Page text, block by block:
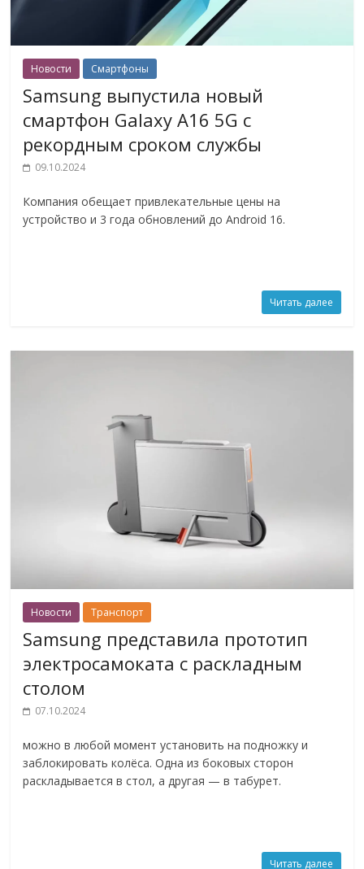
Новости Смартфоны
Samsung выпустила новый
смартфон Galaxy A16 5G с
рекордным сроком службы
09.10.2024
Компания обещает привлекательные цены на
устройство и 3 года обновлений до Android 16.
Читать далее
Новости Транспорт
Samsung представила прототип
электросамоката с раскладным
столом
07.10.2024
можно в любой момент установить на подножку и
заблокировать колёса. Одна из боковых сторон
раскладывается в стол, а другая — в табурет.
Читать далее